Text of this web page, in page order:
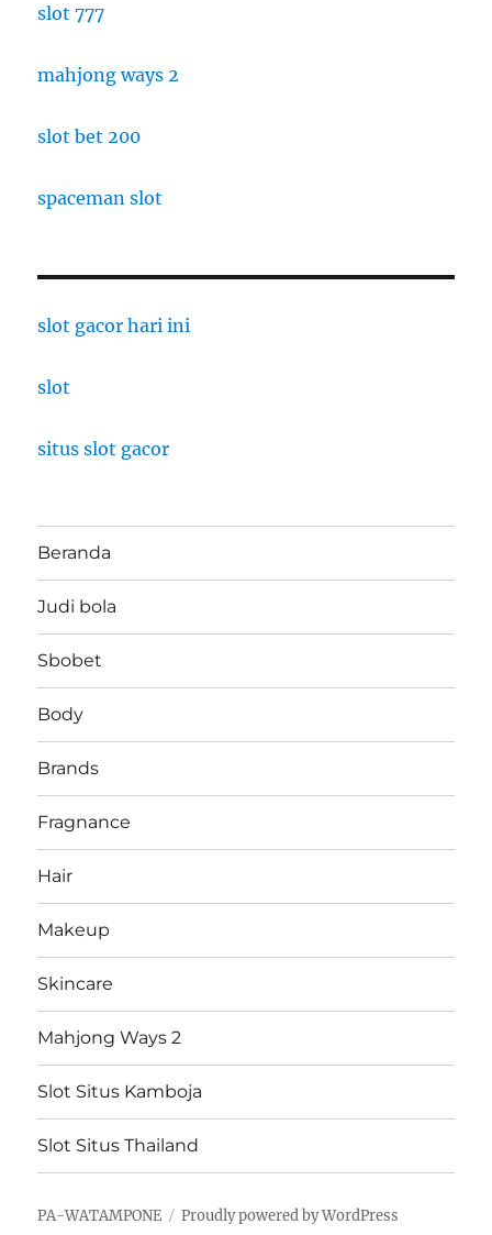
slot 777
mahjong ways 2
slot bet 200
spaceman slot
slot gacor hari ini
slot
situs slot gacor
Beranda
Judi bola
Sbobet
Body
Brands
Fragnance
Hair
Makeup
Skincare
Mahjong Ways 2
Slot Situs Kamboja
Slot Situs Thailand
PA-WATAMPONE Proudly powered by WordPress